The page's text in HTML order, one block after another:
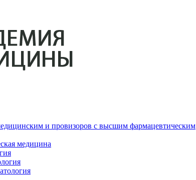
и провизоров с высшим фармацевтическим
медицина